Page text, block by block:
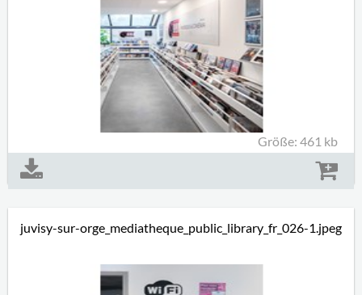
Größe: 461 kb
juvisy-sur-orge_mediatheque_public_library_fr_026-1.jpeg